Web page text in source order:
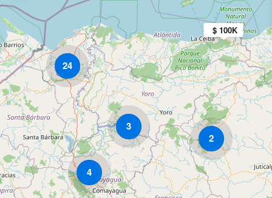
2
$ 100K
4
3
24